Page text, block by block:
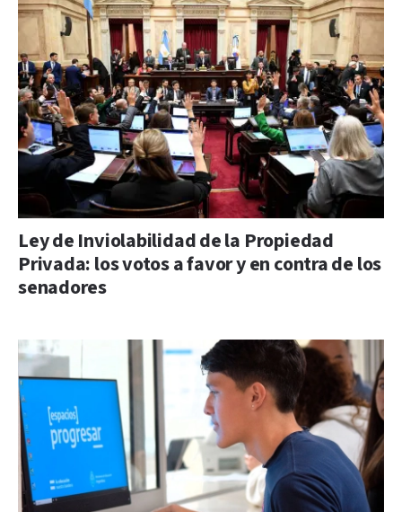
Ley de Inviolabilidad de la Propiedad
Privada: los votos a favor y en contra de los
senadores